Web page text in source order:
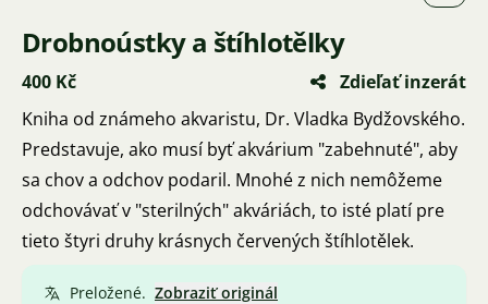
Drobnoústky a štíhlotělky
400 Kč
Zdieľať inzerát
Kniha od známeho akvaristu, Dr. Vladka Bydžovského.
Predstavuje, ako musí byť akvárium "zabehnuté", aby
sa chov a odchov podaril. Mnohé z nich nemôžeme
odchovávať v "sterilných" akváriách, to isté platí pre
tieto štyri druhy krásnych červených štíhlotělek.
Preložené. Zobraziť originál